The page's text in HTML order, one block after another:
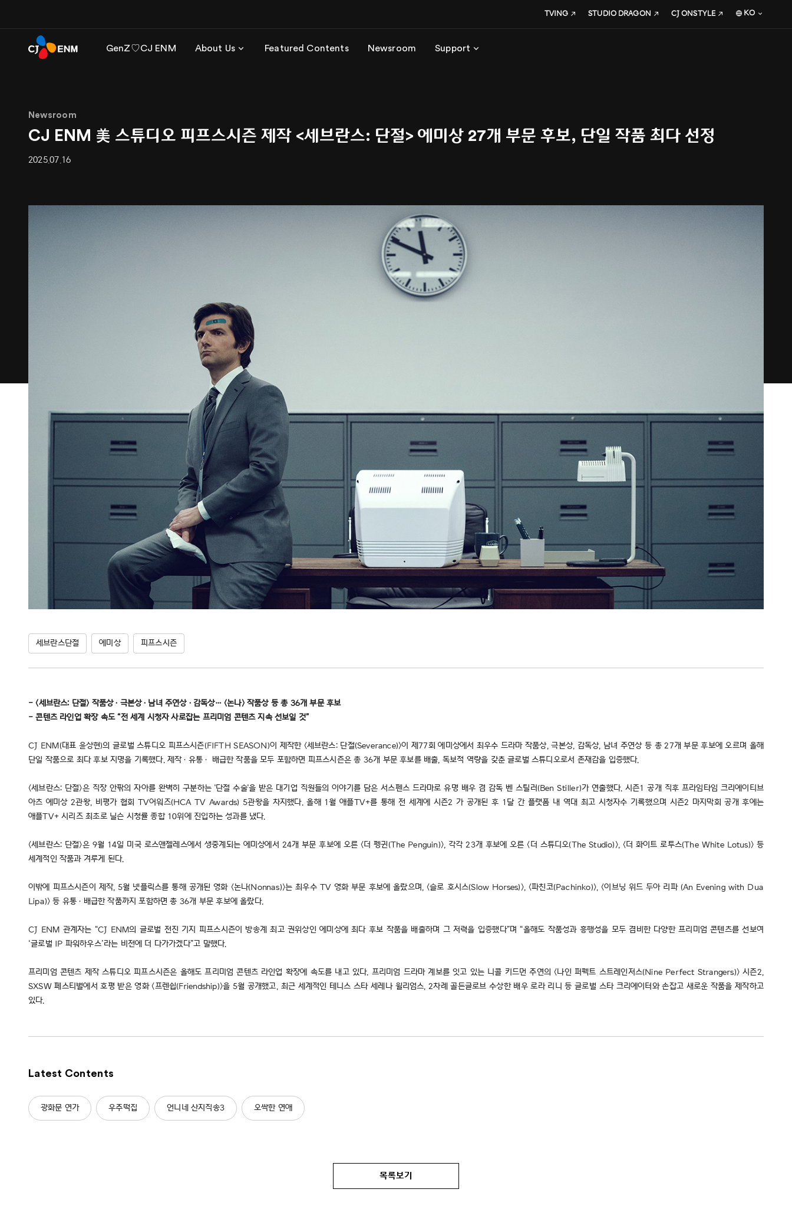
GenZ♡CJ ENM About Us Featured Contents Newsroom Support
TVING STUDIO DRAGON CJ ONSTYLE KO
Newsroom
CJ ENM 美 스튜디오 피프스시즌 제작 <세브란스: 단절> 에미상 27개 부문 후보, 단일 작품 최다 선정
2025.07.16
세브란스단절 에미상 피프스시즌
- <세브란스: 단절> 작품상·극본상·남녀 주연상·감독상… <논나> 작품상 등 총 36개 부문 후보
- 콘텐츠 라인업 확장 속도 “전 세계 시청자 사로잡는 프리미엄 콘텐츠 지속 선보일 것”
CJ ENM(대표 윤상현)의 글로벌 스튜디오 피프스시즌(FIFTH SEASON)이 제작한 <세브란스: 단절(Severance)>이 제77회 에미상에서 최우수 드라마 작품상, 극본상, 감독상, 남녀 주연상 등 총 27개 부문 후보에 오르며 올해
단일 작품으로 최다 후보 지명을 기록했다. 제작·유통· 배급한 작품을 모두 포함하면 피프스시즌은 총 36개 부문 후보를 배출, 독보적 역량을 갖춘 글로벌 스튜디오로서 존재감을 입증했다.
<세브란스: 단절>은 직장 안팎의 자아를 완벽히 구분하는 '단절 수술'을 받은 대기업 직원들의 이야기를 담은 서스펜스 드라마로 유명 배우 겸 감독 벤 스틸러(Ben Stiller)가 연출했다. 시즌1 공개 직후 프라임타임 크리에이티브
아츠 에미상 2관왕, 비평가 협회 TV어워즈(HCA TV Awards) 5관왕을 차지했다. 올해 1월 애플TV+를 통해 전 세계에 시즌2 가 공개된 후 1달 간 플랫폼 내 역대 최고 시청자수 기록했으며 시즌2 마지막회 공개 후에는
애플TV+ 시리즈 최초로 닐슨 시청률 종합 10위에 진입하는 성과를 냈다.
<세브란스: 단절>은 9월 14일 미국 로스앤젤레스에서 생중계되는 에미상에서 24개 부문 후보에 오른 <더 펭귄(The Penguin)>, 각각 23개 후보에 오른 <더 스튜디오(The Studio)>, <더 화이트 로투스(The White Lotus)> 등
세계적인 작품과 겨루게 된다.
이밖에 피프스시즌이 제작, 5월 넷플릭스를 통해 공개된 영화 <논나(Nonnas)>는 최우수 TV 영화 부문 후보에 올랐으며, <슬로 호시스(Slow Horses)>, <파친코(Pachinko)>, <이브닝 위드 두아 리파 (An Evening with Dua
Lipa)> 등 유통·배급한 작품까지 포함하면 총 36개 부문 후보에 올랐다.
CJ ENM 관계자는 “CJ ENM의 글로벌 전진 기지 피프스시즌이 방송계 최고 권위상인 에미상에 최다 후보 작품을 배출하며 그 저력을 입증했다”며 “올해도 작품성과 흥행성을 모두 겸비한 다양한 프리미엄 콘텐츠를 선보여
‘글로벌 IP 파워하우스’라는 비전에 더 다가가겠다”고 말했다.
프리미엄 콘텐츠 제작 스튜디오 피프스시즌은 올해도 프리미엄 콘텐츠 라인업 확장에 속도를 내고 있다. 프리미엄 드라마 계보를 잇고 있는 니콜 키드먼 주연의 <나인 퍼펙트 스트레인저스(Nine Perfect Strangers)> 시즌2,
SXSW 페스티벌에서 호평 받은 영화 <프렌쉽(Friendship)>을 5월 공개했고, 최근 세계적인 테니스 스타 세레나 윌리엄스, 2차례 골든글로브 수상한 배우 로라 리니 등 글로벌 스타 크리에이터와 손잡고 새로운 작품을 제작하고
있다.
Latest Contents
광화문 연가 우주떡집 언니네 산지직송3 오싹한 연애
목록보기